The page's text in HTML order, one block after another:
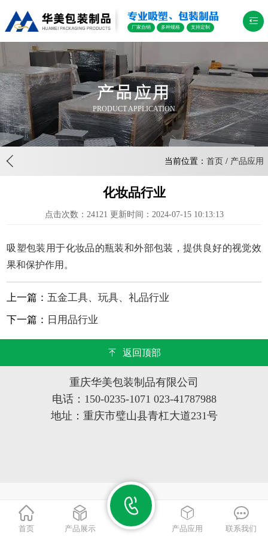
专业吸塑、包装制品
厂家自销 多种规格 支持定制
产品应用
PRODUCT APPLICATION
当前位置： 首页 / 产品应用
化妆品行业
点击次数：24121 更新时间：2024-07-15 10:13:13
吸塑包装用于化妆品的瓶装和外部包装，提供良好的视觉效
果和保护作用。
上一篇： 五金工具、玩具、礼品行业‌
下一篇： 日用品行业‌
返回顶部
重庆华美包装制品有限公司
电话：150-0235-1071 023-41787988
地址：重庆市璧山县青杠大道231号
首页 产品展示 产品应用 联系我们